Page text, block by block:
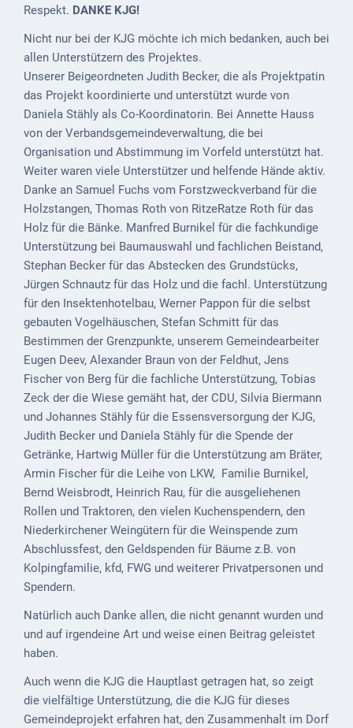
Suche
Niederkirchen
bei
Social
Media
Sitemap
Downloads
Historisches
Schwesternhaus
Bürgerhospital
Deidesheim
Akten
ab
1793
Geplante
Regionalbahn
1907
Teilung
Gemarkungen
ab
1816
Schulbilder
Datenschutz
Kontakt
Veranstaltungen
und Events
Respekt. DANKE KJG!
Nicht nur bei der KJG möchte ich mich bedanken, auch bei
allen Unterstützern des Projektes.
Unserer Beigeordneten Judith Becker, die als Projektpatin
das Projekt koordinierte und unterstützt wurde von
Daniela Stähly als Co-Koordinatorin. Bei Annette Hauss
von der Verbandsgemeindeverwaltung, die bei
Organisation und Abstimmung im Vorfeld unterstützt hat.
Weiter waren viele Unterstützer und helfende Hände aktiv.
Danke an Samuel Fuchs vom Forstzweckverband für die
Holzstangen, Thomas Roth von RitzeRatze Roth für das
Holz für die Bänke. Manfred Burnikel für die fachkundige
Unterstützung bei Baumauswahl und fachlichen Beistand,
Stephan Becker für das Abstecken des Grundstücks,
Jürgen Schnautz für das Holz und die fachl. Unterstützung
für den Insektenhotelbau, Werner Pappon für die selbst
gebauten Vogelhäuschen, Stefan Schmitt für das
Bestimmen der Grenzpunkte, unserem Gemeindearbeiter
Eugen Deev, Alexander Braun von der Feldhut, Jens
Fischer von Berg für die fachliche Unterstützung, Tobias
Zeck der die Wiese gemäht hat, der CDU, Silvia Biermann
und Johannes Stähly für die Essensversorgung der KJG,
Judith Becker und Daniela Stähly für die Spende der
Getränke, Hartwig Müller für die Unterstützung am Bräter,
Armin Fischer für die Leihe von LKW, Familie Burnikel,
Bernd Weisbrodt, Heinrich Rau, für die ausgeliehenen
Rollen und Traktoren, den vielen Kuchenspendern, den
Niederkirchener Weingütern für die Weinspende zum
Abschlussfest, den Geldspenden für Bäume z.B. von
Kolpingfamilie, kfd, FWG und weiterer Privatpersonen und
Spendern.
Natürlich auch Danke allen, die nicht genannt wurden und
und auf irgendeine Art und weise einen Beitrag geleistet
haben.
Auch wenn die KJG die Hauptlast getragen hat, so zeigt
die vielfältige Unterstützung, die die KJG für dieses
Gemeindeprojekt erfahren hat, den Zusammenhalt im Dorf